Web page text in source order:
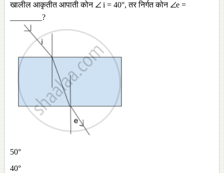
खालील आकृतीत आपाती कोन ∠ i = 40°, तर निर्गत कोन ∠e =
________?
50°
40°